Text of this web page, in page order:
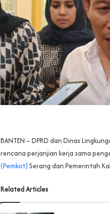
BANTEN – DPRD dan Dinas
rencana perjanjian kerja sama
(Pemkot) Serang dan Pemerintah
Related Articles